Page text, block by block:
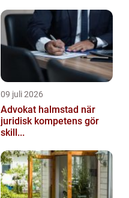
09 juli 2026
Advokat halmstad när
juridisk kompetens gör
skill...